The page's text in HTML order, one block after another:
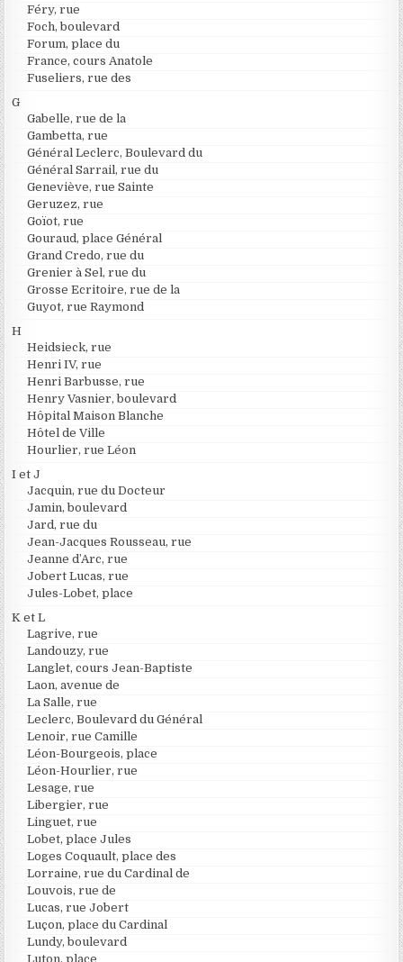
Féry, rue
Foch, boulevard
Forum, place du
France, cours Anatole
Fuseliers, rue des
G
Gabelle, rue de la
Gambetta, rue
Général Leclerc, Boulevard du
Général Sarrail, rue du
Geneviève, rue Sainte
Geruzez, rue
Goïot, rue
Gouraud, place Général
Grand Credo, rue du
Grenier à Sel, rue du
Grosse Ecritoire, rue de la
Guyot, rue Raymond
H
Heidsieck, rue
Henri IV, rue
Henri Barbusse, rue
Henry Vasnier, boulevard
Hôpital Maison Blanche
Hôtel de Ville
Hourlier, rue Léon
I et J
Jacquin, rue du Docteur
Jamin, boulevard
Jard, rue du
Jean-Jacques Rousseau, rue
Jeanne d’Arc, rue
Jobert Lucas, rue
Jules-Lobet, place
K et L
Lagrive, rue
Landouzy, rue
Langlet, cours Jean-Baptiste
Laon, avenue de
La Salle, rue
Leclerc, Boulevard du Général
Lenoir, rue Camille
Léon-Bourgeois, place
Léon-Hourlier, rue
Lesage, rue
Libergier, rue
Linguet, rue
Lobet, place Jules
Loges Coquault, place des
Lorraine, rue du Cardinal de
Louvois, rue de
Lucas, rue Jobert
Luçon, place du Cardinal
Lundy, boulevard
Luton, place